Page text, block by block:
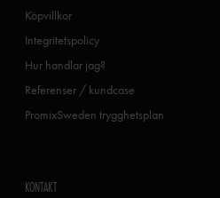
Köpvillkor
Integritetspolicy
Hur handlar jag?
Referenser / kundcase
PromixSweden trygghetsplan
KONTAKT